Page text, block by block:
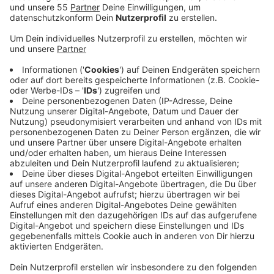
der Mindestlohn-Erhöhung.
Die Erhöhung sei ein "Angriff auf die Tarifautonomie".
Mit dem Gesetz hebele die Bundesregierung hunderte
Tarifverträge aus, kritisiert die Unternehmerschaft.
Dadurch werde das Vertrauen der Betriebe verspielt.
Außerdem sei die Mindestlohn-Kommission aus
Gewerkschaften und Arbeitgebern übergangen
worden. Die Kommission hatte eine Erhöhung des
Mindestlohns ab Juli auf rund 10 Euro beschlossen.
Die Erhöhung auf jetzt 12 Euro habe nichts mehr mit
einem Mindestlohn zu tun, die sich an allgemeinen
Tarifen orientiert, kritisiert die Unternehmerschaft. Sie
fordert, den Mindestlohn später zu erhöhen - und